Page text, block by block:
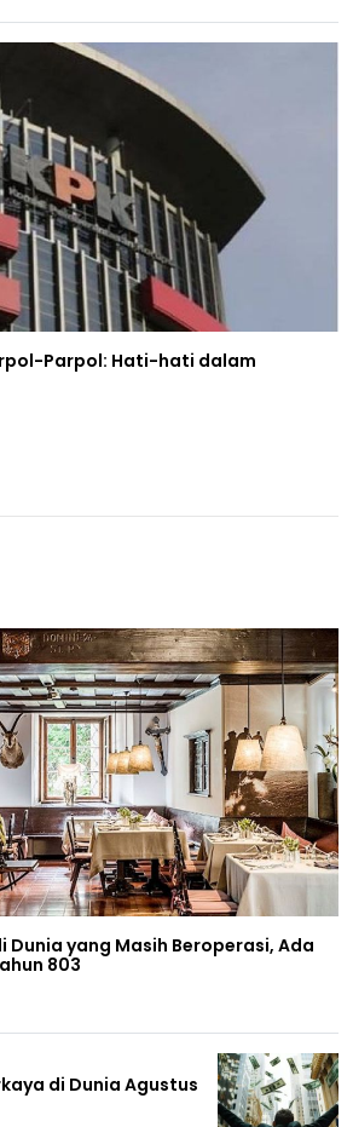
Parpol: Hati-hati dalam
Dunia yang Masih Beroperasi, Ada
803
di Dunia Agustus